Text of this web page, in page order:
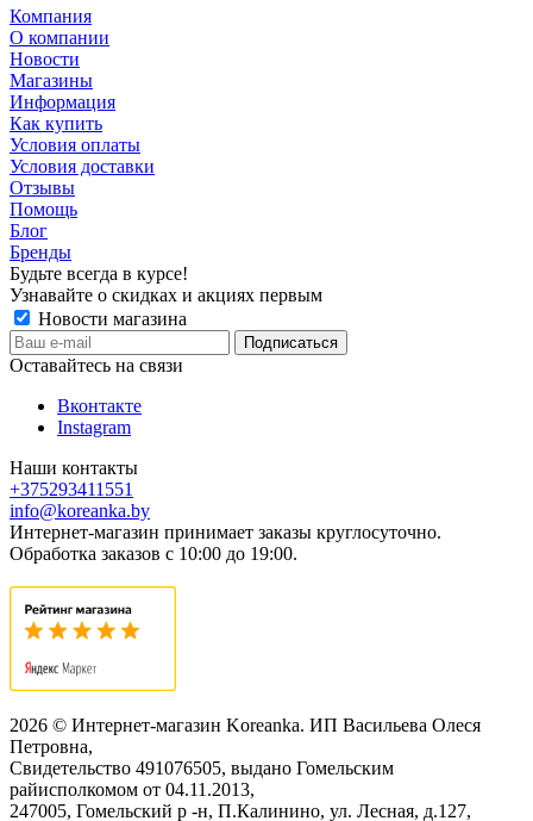
Компания
О компании
Новости
Магазины
Информация
Как купить
Условия оплаты
Условия доставки
Отзывы
Помощь
Блог
Бренды
Будьте всегда в курсе!
Узнавайте о скидках и акциях первым
Новости магазина
Оставайтесь на связи
Вконтакте
Instagram
Наши контакты
+375293411551
info@koreanka.by
Интернет-магазин принимает заказы круглосуточно.
Обработка заказов с 10:00 до 19:00.
2026 © Интернет-магазин Koreanka. ИП Васильева Олеся
Петровна,
Свидетельство ‎491076505, выдано Гомельским
райисполкомом от 04.11.2013,
247005, Гомельский р -н, П.Калинино, ул. Лесная, д.127,